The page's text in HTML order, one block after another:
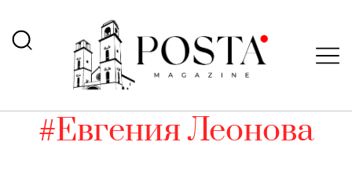
#Евгения Леонова